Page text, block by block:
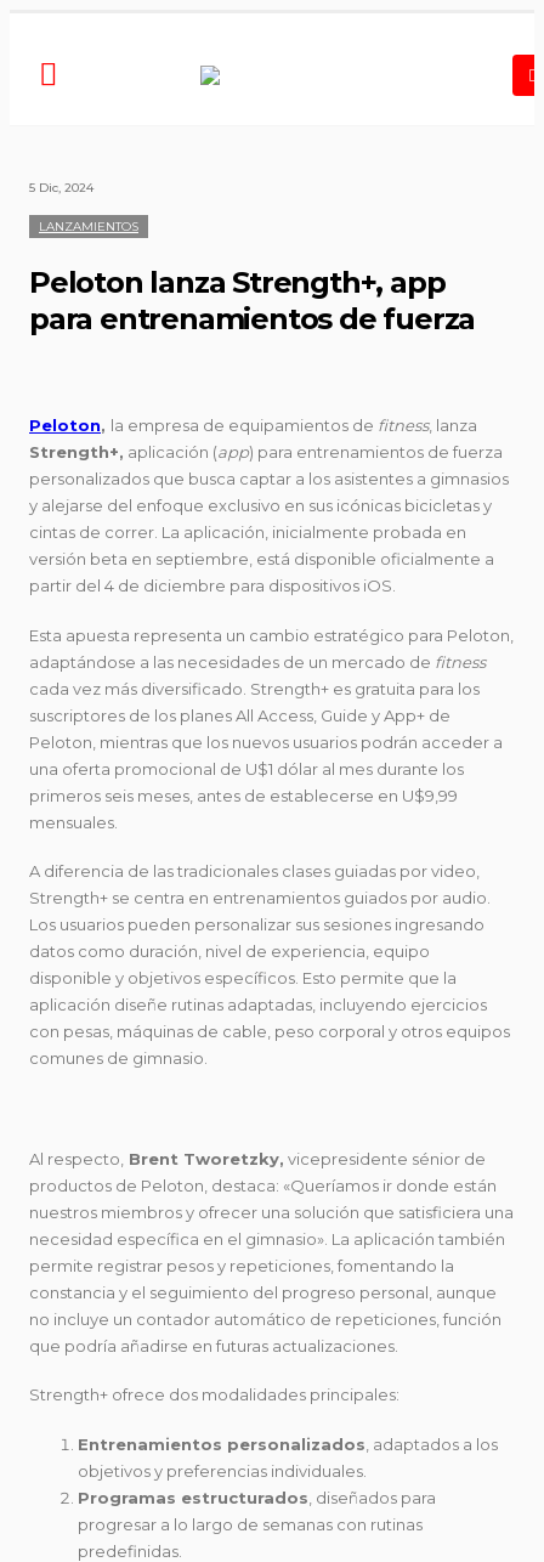
5 Dic, 2024
LANZAMIENTOS
Peloton lanza Strength+, app
para entrenamientos de fuerza
Peloton, la empresa de equipamientos de fitness, lanza
Strength+, aplicación (app) para entrenamientos de fuerza
personalizados que busca captar a los asistentes a gimnasios
y alejarse del enfoque exclusivo en sus icónicas bicicletas y
cintas de correr. La aplicación, inicialmente probada en
versión beta en septiembre, está disponible oficialmente a
partir del 4 de diciembre para dispositivos iOS.
Esta apuesta representa un cambio estratégico para Peloton,
adaptándose a las necesidades de un mercado de fitness
cada vez más diversificado. Strength+ es gratuita para los
suscriptores de los planes All Access, Guide y App+ de
Peloton, mientras que los nuevos usuarios podrán acceder a
una oferta promocional de U$1 dólar al mes durante los
primeros seis meses, antes de establecerse en U$9,99
mensuales.
A diferencia de las tradicionales clases guiadas por video,
Strength+ se centra en entrenamientos guiados por audio.
Los usuarios pueden personalizar sus sesiones ingresando
datos como duración, nivel de experiencia, equipo
disponible y objetivos específicos. Esto permite que la
aplicación diseñe rutinas adaptadas, incluyendo ejercicios
con pesas, máquinas de cable, peso corporal y otros equipos
comunes de gimnasio.
Al respecto, Brent Tworetzky, vicepresidente sénior de
productos de Peloton, destaca: «Queríamos ir donde están
nuestros miembros y ofrecer una solución que satisficiera una
necesidad específica en el gimnasio». La aplicación también
permite registrar pesos y repeticiones, fomentando la
constancia y el seguimiento del progreso personal, aunque
no incluye un contador automático de repeticiones, función
que podría añadirse en futuras actualizaciones.
Strength+ ofrece dos modalidades principales:
Entrenamientos personalizados , adaptados a los
objetivos y preferencias individuales.
Programas estructurados , diseñados para
progresar a lo largo de semanas con rutinas
predefinidas.